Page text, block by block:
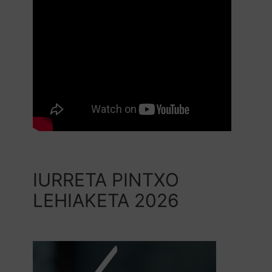
IURRETA PINTXO
LEHIAKETA 2026